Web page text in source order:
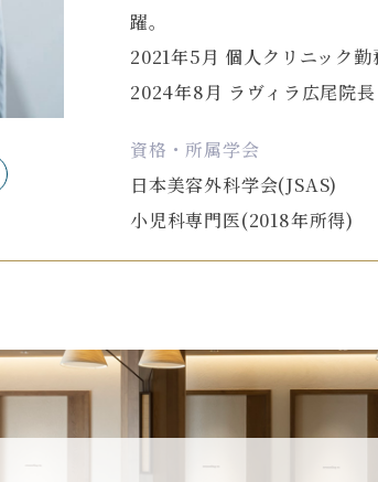
躍。
2021年5月 個人クリニック勤
2024年8月 ラヴィラ広尾院長
資格・所属学会
日本美容外科学会(JSAS)
小児科専門医(2018年所得)